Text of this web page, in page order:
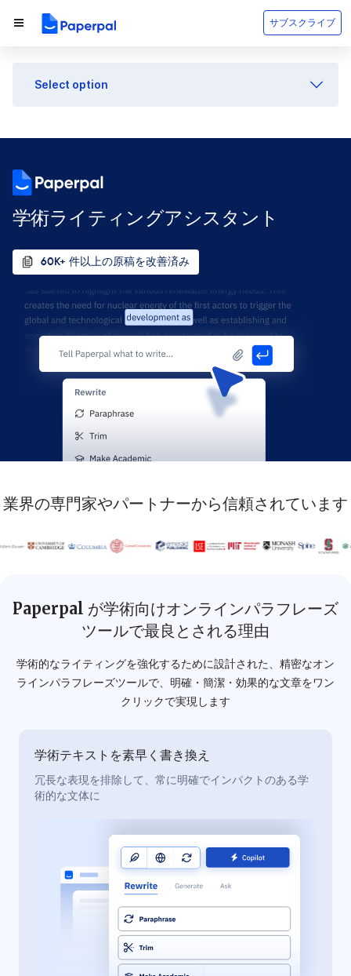
サブスクライブ
Select option
学術ライティングアシスタント
60K+ 件以上の原稿を改善済み
業界の専門家やパートナーから信頼されています
Paperpal が学術向けオンラインパラフレーズ
ツールで最良とされる理由
学術的なライティングを強化するために設計された、精密なオン
ラインパラフレーズツールで、明確・簡潔・効果的な文章をワン
クリックで実現します
学術テキストを素早く書き換え
冗長な表現を排除して、常に明確でインパクトのある学
術的な文体に